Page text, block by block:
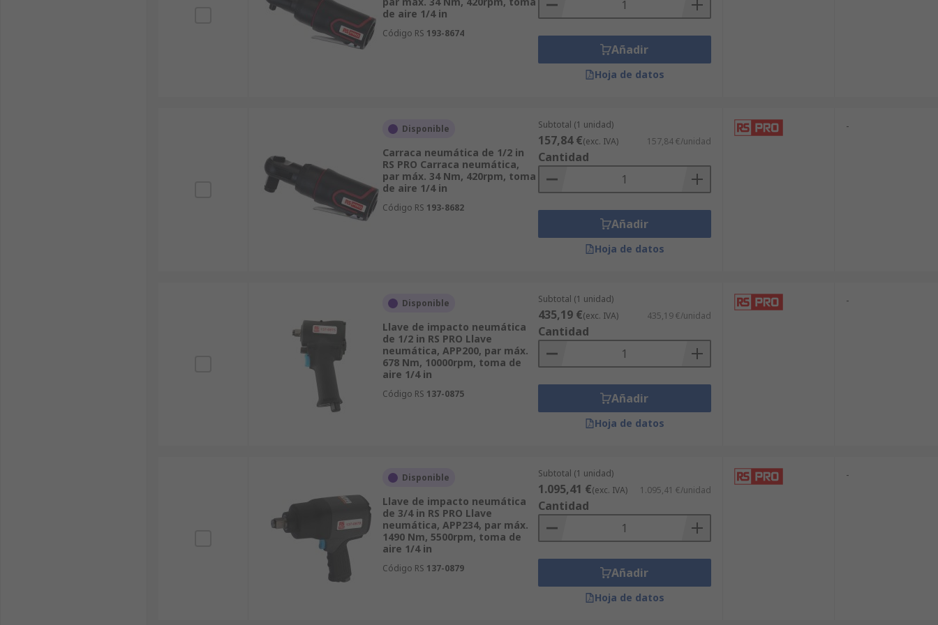
de aire 1/4 in
Código RS 193-8674
Añadir
Hoja de datos
Disponible
Carraca neumática de 1/2 in
RS PRO Carraca neumática,
par máx. 34 Nm, 420rpm, toma
de aire 1/4 in
Código RS 193-8682
Subtotal (1 unidad)
157,84 €(exc. IVA) 157,84 €/unidad
Cantidad
Añadir
Hoja de datos
-
Disponible
Llave de impacto neumática
de 1/2 in RS PRO Llave
neumática, APP200, par máx.
678 Nm, 10000rpm, toma de
aire 1/4 in
Código RS 137-0875
Subtotal (1 unidad)
435,19 €(exc. IVA) 435,19 €/unidad
Cantidad
Añadir
Hoja de datos
-
Disponible
Llave de impacto neumática
de 3/4 in RS PRO Llave
neumática, APP234, par máx.
1490 Nm, 5500rpm, toma de
aire 1/4 in
Código RS 137-0879
Subtotal (1 unidad)
1.095,41 €(exc. IVA) 1.095,41 €/unidad
Cantidad
Añadir
Hoja de datos
-